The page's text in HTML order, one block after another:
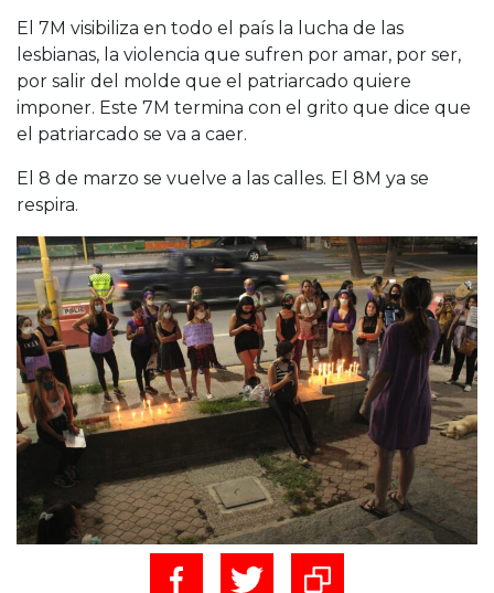
El 7M visibiliza en todo el país la lucha de las
lesbianas, la violencia que sufren por amar, por ser,
por salir del molde que el patriarcado quiere
imponer. Este 7M termina con el grito que dice que
el patriarcado se va a caer.
El 8 de marzo se vuelve a las calles. El 8M ya se
respira.